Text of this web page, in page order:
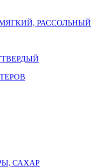
РАССОЛЬНЫЙ
САХАР